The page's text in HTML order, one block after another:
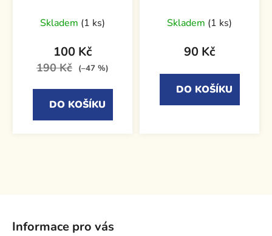
Skladem (1 ks)
100 Kč
190 Kč (–47 %)
DO KOŠÍKU
Skladem (1 ks)
90 Kč
DO KOŠÍKU
Informace pro vás